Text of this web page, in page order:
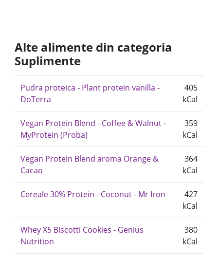
Alte alimente din categoria
Suplimente
Pudra proteica - Plant protein vanilla -
DoTerra
405
kCal
Vegan Protein Blend - Coffee & Walnut -
MyProtein (Proba)
359
kCal
Vegan Protein Blend aroma Orange &
Cacao
364
kCal
Cereale 30% Protein - Coconut - Mr Iron
427
kCal
Whey X5 Biscotti Cookies - Genius
Nutrition
380
kCal